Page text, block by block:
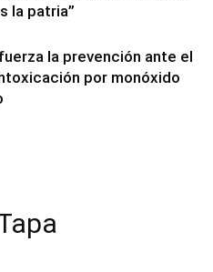
la patria”
la prevención ante el
por monóxido